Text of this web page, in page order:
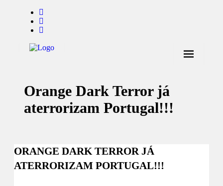
Notícias
Marcas
Pontos de Venda
Promoções
Orange Dark Terror já
aterrorizam Portugal!!!
ORANGE DARK TERROR JÁ
ATERRORIZAM PORTUGAL!!!